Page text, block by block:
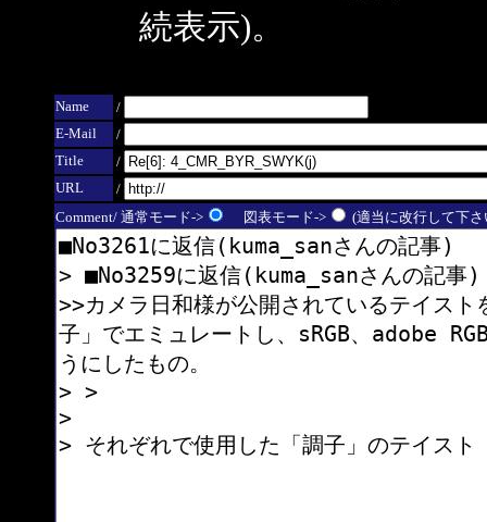
続表示)。
Name
/
E-Mail
/
Title
/
URL
/
Comment/ 通常モード->
図表モード-> (適当に改行して下